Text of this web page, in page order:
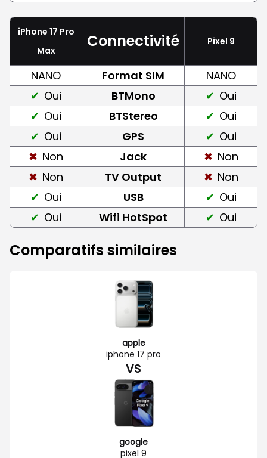
iPhone 17 Pro
Max
Connectivité Pixel 9
NANO Format SIM
NANO
Oui
BTMono
Oui
Oui
BTStereo
Oui
Oui
GPS
Oui
Non
Jack
Non
Non
TV Output
Non
Oui
USB
Oui
Oui
Wifi HotSpot Oui
Comparatifs similaires
apple
iphone 17 pro
VS
google
pixel 9